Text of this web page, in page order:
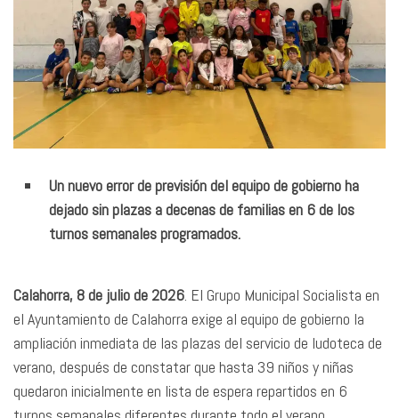
Un nuevo error de previsión del equipo de gobierno ha
dejado sin plazas a decenas de familias en 6 de los
turnos semanales programados.
Calahorra, 8 de julio de 2026. El Grupo Municipal Socialista en
el Ayuntamiento de Calahorra exige al equipo de gobierno la
ampliación inmediata de las plazas del servicio de ludoteca de
verano, después de constatar que hasta 39 niños y niñas
quedaron inicialmente en lista de espera repartidos en 6